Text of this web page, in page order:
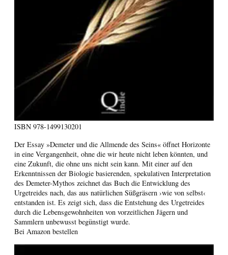
ISBN 978-1499130201
Der Essay »Demeter und die Allmende des Seins« öffnet Horizonte
in eine Vergangenheit, ohne die wir heute nicht leben könnten, und
eine Zukunft, die ohne uns nicht sein kann. Mit einer auf den
Erkenntnissen der Biologie basierenden, spekulativen Interpretation
des Demeter-Mythos zeichnet das Buch die Entwicklung des
Urgetreides nach, das aus natürlichen Süßgräsern ›wie von selbst‹
entstanden ist. Es zeigt sich, dass die Entstehung des Urgetreides
durch die Lebensgewohnheiten von vorzeitlichen Jägern und
Sammlern unbewusst begünstigt wurde.
Bei Amazon bestellen